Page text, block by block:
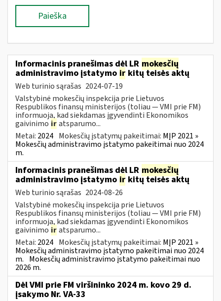
Paieška
Informacinis pranešimas dėl LR mokesčių
administravimo įstatymo ir kitų teisės aktų
Web turinio sąrašas 2024-07-19
Valstybinė mokesčių inspekcija prie Lietuvos
Respublikos finansų ministerijos (toliau — VMI prie FM)
informuoja, kad siekdamas įgyvendinti Ekonomikos
gaivinimo iratsparumo...
Metai: 2024 Mokesčių įstatymų pakeitimai: MĮP 2021 »
Mokesčių administravimo įstatymo pakeitimai nuo 2024
m.
Informacinis pranešimas dėl LR mokesčių
administravimo įstatymo ir kitų teisės aktų
Web turinio sąrašas 2024-08-26
Valstybinė mokesčių inspekcija prie Lietuvos
Respublikos finansų ministerijos (toliau — VMI prie FM)
informuoja, kad siekdamas įgyvendinti Ekonomikos
gaivinimo iratsparumo...
Metai: 2024 Mokesčių įstatymų pakeitimai: MĮP 2021 »
Mokesčių administravimo įstatymo pakeitimai nuo 2024
m. Mokesčių administravimo įstatymo pakeitimai nuo
2026 m.
Dėl VMI prie FM viršininko 2024 m. kovo 29 d.
įsakymo Nr. VA-33